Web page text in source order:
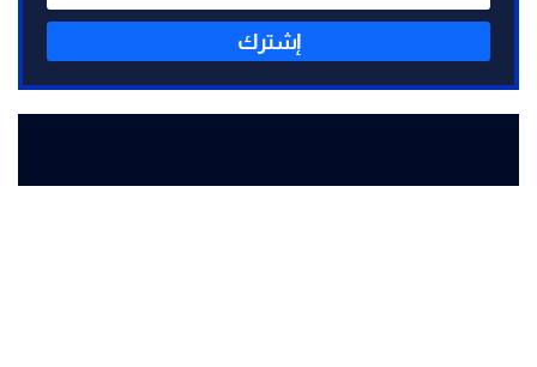
إشترك